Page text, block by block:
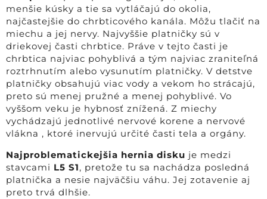
menšie kúsky a tie sa vytláčajú do okolia,
najčastejšie do chrbticového kanála. Môžu tlačiť na
miechu a jej nervy. Najvyššie platničky sú v
driekovej časti chrbtice. Práve v tejto časti je
chrbtica najviac pohyblivá a tým najviac zraniteľná
roztrhnutím alebo vysunutím platničky. V detstve
platničky obsahujú viac vody a vekom ho strácajú,
preto sú menej pružné a menej pohyblivé. Vo
vyššom veku je hybnosť znížená. Z miechy
vychádzajú jednotlivé nervové korene a nervové
vlákna , ktoré inervujú určité časti tela a orgány.
Najproblematickejšia hernia disku je medzi
stavcami L5 S1, pretože tu sa nachádza posledná
platnička a nesie najväčšiu váhu. Jej zotavenie aj
preto trvá dlhšie.